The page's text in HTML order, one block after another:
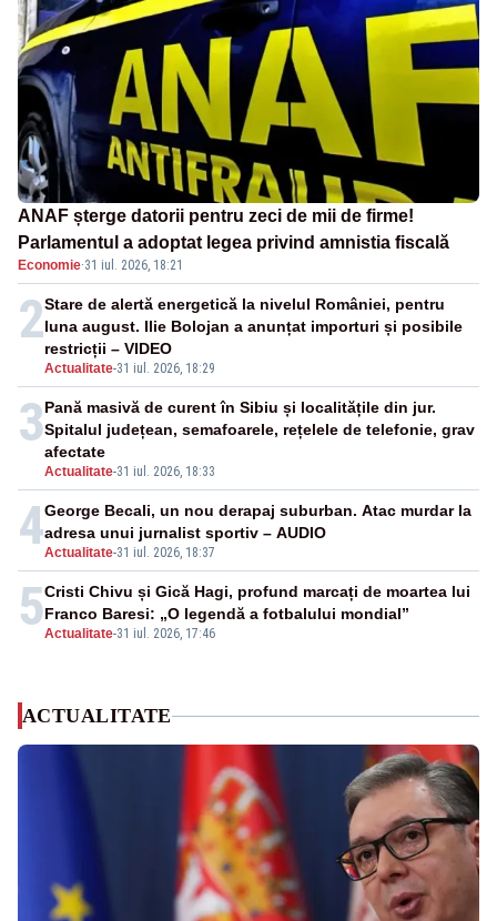
ANAF șterge datorii pentru zeci de mii de firme!
Parlamentul a adoptat legea privind amnistia fiscală
Economie·31 iul. 2026, 18:21
2
Actualitate-31 iul. 2026, 18:29
Stare de alertă energetică la nivelul României, pentru
luna august. Ilie Bolojan a anunțat importuri și posibile
restricții – VIDEO
3
Actualitate-31 iul. 2026, 18:33
Pană masivă de curent în Sibiu și localitățile din jur.
Spitalul județean, semafoarele, rețelele de telefonie, grav
afectate
4Actualitate-31 iul. 2026, 18:37
George Becali, un nou derapaj suburban. Atac murdar la
adresa unui jurnalist sportiv – AUDIO
5Actualitate-31 iul. 2026, 17:46
Cristi Chivu și Gică Hagi, profund marcați de moartea lui
Franco Baresi: „O legendă a fotbalului mondial”
ACTUALITATE